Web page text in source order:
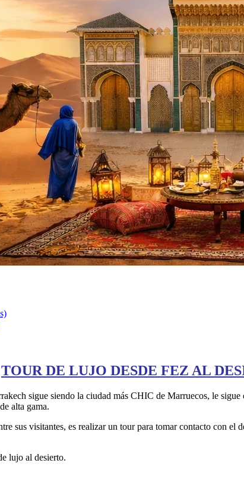
TOUR DE LUJO DESDE FEZ AL
sigue siendo la ciudad más CHIC de Marruecos, le
alta gama.
sus visitantes, es realizar un tour para tomar contacto con
lujo al desierto.